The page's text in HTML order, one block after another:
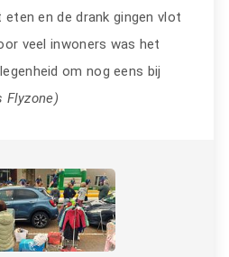
en de drank gingen vlot
veel inwoners was het
om nog eens bij
Flyzone)